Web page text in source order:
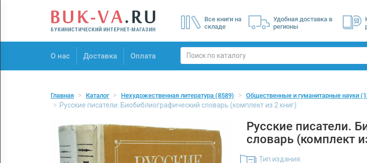
Все книги на
складе
Удобная доставка в
регионы
О нас Доставка Оплата
О нас
Главная Каталог Нехудожественная литература (8589) Общественные и гуманитарные науки
Русские писатели. Биобиблиографический словарь (комплект из 2 книг)
Русские писатели.
словарь (комплект
Тип издания: